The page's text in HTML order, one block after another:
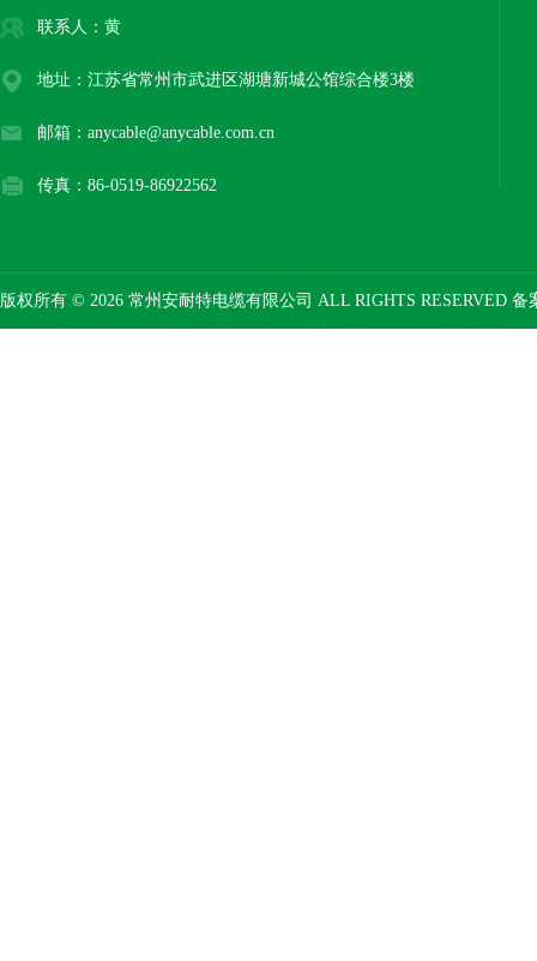
联系人：黄
地址：江苏省常州市武进区湖塘新城公馆综合楼3楼
邮箱：anycable@anycable.com.cn
传真：86-0519-86922562
版权所有 © 2026 常州安耐特电缆有限公司 ALL RIGHTS RESERVED 备